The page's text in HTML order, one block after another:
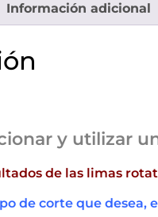
Información adicional
y utilizar
de las limas
de corte que